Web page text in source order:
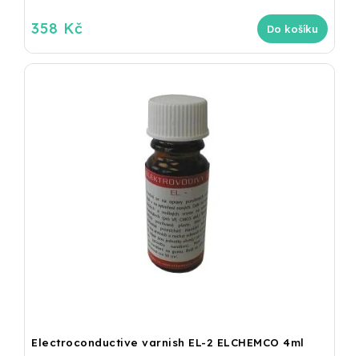
358 Kč Do košíku
Electroconductive varnish EL-2 ELCHEMCO 4ml